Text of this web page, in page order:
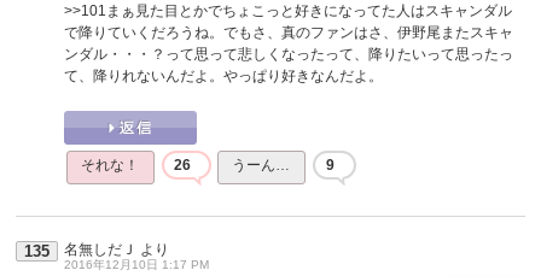
>>101 まぁ見た目とかでちょこっと好きになってた人はスキャンダル
で降りていくだろうね。でもさ、真のファンはさ、伊野尾またスキャ
ンダル・・・？って思って悲しくなったって、降りたいって思ったっ
て、降りれないんだよ。やっぱり好きなんだよ。
それな！ 26 うーん… 9
135 名無しだＪ より
2016年12月10日 1:17 PM